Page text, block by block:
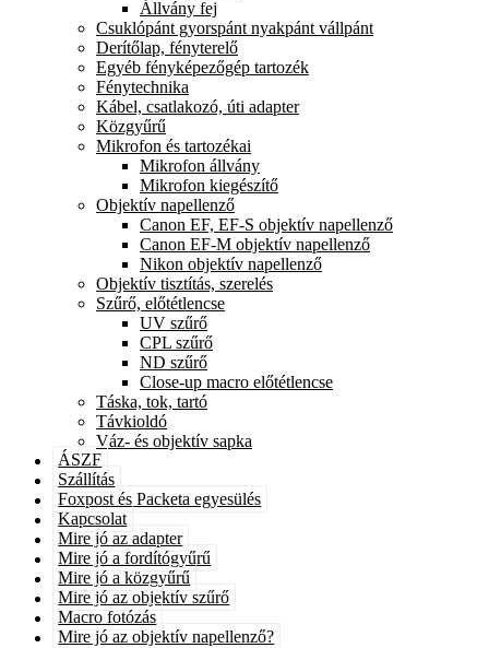
Állvány fej
Csuklópánt gyorspánt nyakpánt vállpánt
Derítőlap, fényterelő
Egyéb fényképezőgép tartozék
Fénytechnika
Kábel, csatlakozó, úti adapter
Közgyűrű
Mikrofon és tartozékai
Mikrofon állvány
Mikrofon kiegészítő
Objektív napellenző
Canon EF, EF-S objektív napellenző
Canon EF-M objektív napellenző
Nikon objektív napellenző
Objektív tisztítás, szerelés
Szűrő, előtétlencse
UV szűrő
CPL szűrő
ND szűrő
Close-up macro előtétlencse
Táska, tok, tartó
Távkioldó
Váz- és objektív sapka
ÁSZF
Szállítás
Foxpost és Packeta egyesülés
Kapcsolat
Mire jó az adapter
Mire jó a fordítógyűrű
Mire jó a közgyűrű
Mire jó az objektív szűrő
Macro fotózás
Mire jó az objektív napellenző?